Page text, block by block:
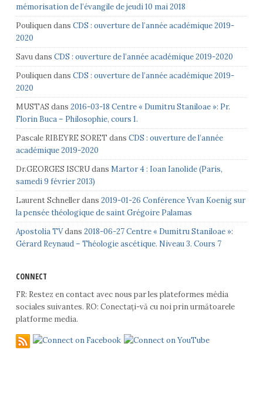
mémorisation de l’évangile de jeudi 10 mai 2018
Pouliquendans CDS : ouverture de l’année académique 2019-
2020
Savudans CDS : ouverture de l’année académique 2019-2020
Pouliquendans CDS : ouverture de l’année académique 2019-
2020
MUSTAS dans 2016-03-18 Centre « Dumitru Staniloae »: Pr.
Florin Buca – Philosophie, cours 1.
Pascale RIBEYRE SORET dans CDS : ouverture de l’année
académique 2019-2020
Dr.GEORGES ISCRUdans Martor 4 : Ioan Ianolide (Paris,
samedi 9 février 2013)
Laurent Schnellerdans 2019-01-26 Conférence Yvan Koenig sur
la pensée théologique de saint Grégoire Palamas
Apostolia TVdans 2018-06-27 Centre « Dumitru Staniloae »:
Gérard Reynaud – Théologie ascétique. Niveau 3. Cours 7
CONNECT
FR: Restez en contact avec nous par les plateformes média
sociales suivantes. RO: Conectați-vă cu noi prin următoarele
platforme media.